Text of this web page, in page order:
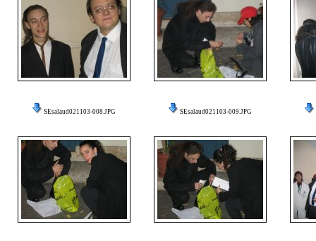
SEsalaud021103-008.JPG SEsalaud021103-009.JPG